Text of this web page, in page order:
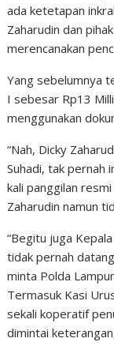
ada ketetapan
Zaharudin dan
merencanakan
Yang sebelumnya
I sebesar Rp13
menggunakan
“Nah, Dicky
Suhadi, tak pernah
kali panggilan
Zaharudin namun
“Begitu juga
tidak pernah
minta Polda
Termasuk Kasi
sekali koperatif
dimintai